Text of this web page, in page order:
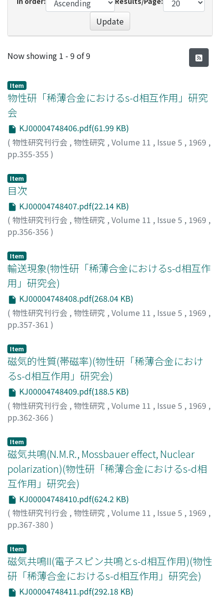
Update
Recent Submissions
Now showing 1 - 9 of 9
Item
物性研「稀薄合金におけるs-d相互作用」研究
会
KJ00004748406.pdf(61.99 KB)
( 物性研究刊行会 , 物性研究 , Volume 11 , Issue 5 , 1969 ,
pp.355-355 )
Item
目次
KJ00004748407.pdf(22.14 KB)
( 物性研究刊行会 , 物性研究 , Volume 11 , Issue 5 , 1969 ,
pp.356-356 )
Item
輸送現象(物性研「稀薄合金におけるs-d相互作
用」研究会)
KJ00004748408.pdf(268.04 KB)
( 物性研究刊行会 , 物性研究 , Volume 11 , Issue 5 , 1969 ,
pp.357-361 )
Item
磁気的性質(帯磁率)(物性研「稀薄合金におけ
るs-d相互作用」研究会)
KJ00004748409.pdf(188.5 KB)
( 物性研究刊行会 , 物性研究 , Volume 11 , Issue 5 , 1969 ,
pp.362-366 )
Item
磁気共鳴(N.M.R., Mossbauer effect, Nuclear
polarization)(物性研「稀薄合金におけるs-d相
互作用」研究会)
KJ00004748410.pdf(624.2 KB)
( 物性研究刊行会 , 物性研究 , Volume 11 , Issue 5 , 1969 ,
pp.367-380 )
Item
磁気共鳴II(電子スピン共鳴とs-d相互作用)(物性
研「稀薄合金におけるs-d相互作用」研究会)
KJ00004748411.pdf(292.18 KB)